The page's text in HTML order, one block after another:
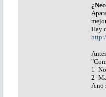
Hay
1-
2-
A no